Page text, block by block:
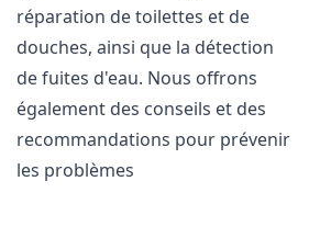
réparation de toilettes et de
douches, ainsi que la détection
de fuites d'eau. Nous offrons
également des conseils et des
recommandations pour prévenir
les problèmes